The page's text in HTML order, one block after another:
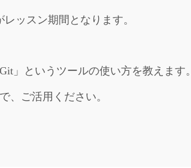
ッスン期間となります。
」というツールの使い方を教えます。
、ご活用ください。